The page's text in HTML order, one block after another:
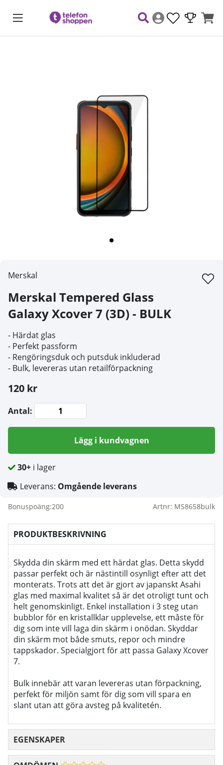
Merskal
Merskal Tempered Glass
Galaxy Xcover 7 (3D) - BULK
- Härdat glas
- Perfekt passform
- Rengöringsduk och putsduk inkluderad
- Bulk, levereras utan retailförpackning
120 kr
Antal:
Lägg i kundvagnen
30+ i lager
Leverans: Omgående leverans
Bonuspoäng:200 Artnr: MS8658bulk
PRODUKTBESKRIVNING
Skydda din skärm med ett härdat glas. Detta skydd
passar perfekt och är nästintill osynligt efter att det
monterats. Trots att det är gjort av japanskt Asahi
glas med maximal kvalitet så är det otroligt tunt och
helt genomskinligt. Enkel installation i 3 steg utan
bubblor för en kristallklar upplevelse, ett måste för
dig som inte vill laga din skärm i onödan. Skyddar
din skärm mot både smuts, repor och mindre
tappskador. Specialgjort för att passa GalaxyXcover
7.
Bulk innebär att varan levereras utan förpackning,
perfekt för miljön samt för dig som vill spara en
slant utan att göra avsteg på kvalitetén.
EGENSKAPER